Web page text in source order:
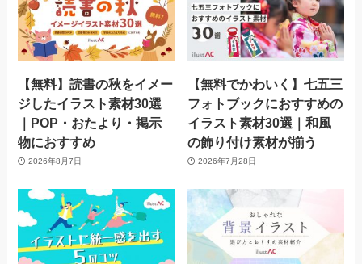
【無料】読書の秋をイメー
ジしたイラスト素材30選
｜POP・おたより・掲示
物におすすめ
2026年8月7日
【無料でかわいく】七五三
フォトブックにおすすめの
イラスト素材30選｜和風
の飾り付け素材が揃う
2026年7月28日